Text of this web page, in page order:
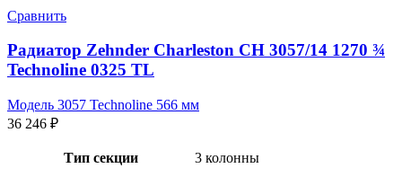
Сравнить
Радиатор Zehnder Charleston CH 3057/14 1270 ¾
Technoline 0325 TL
Модель 3057 Technoline 566 мм
36 246 ₽
Тип секции 3 колонны